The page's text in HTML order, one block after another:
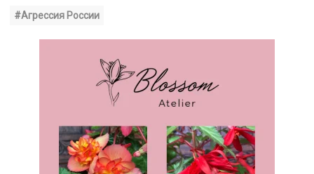
#Агрессия России